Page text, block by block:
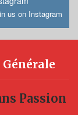
us on Instagram
Passion